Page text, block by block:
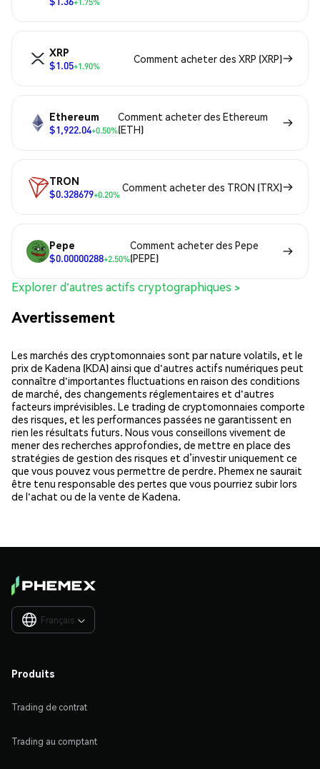
XRP
$1.05+1.90%
Comment acheter des XRP (XRP)
Ethereum
$1,922.04+0.50%
Comment acheter des Ethereum
(ETH)
TRON
$0.328679+0.20%
Comment acheter des TRON (TRX)
Pepe
$0.00000288+2.50%
Comment acheter des Pepe
(PEPE)
Explorer d'autres actifs cryptographiques >
Avertissement
Les marchés des cryptomonnaies sont par nature volatils, et le
prix de Kadena (KDA) ainsi que d'autres actifs numériques peut
connaître d'importantes fluctuations en raison des conditions
de marché, des changements réglementaires et d'autres
facteurs imprévisibles. Le trading de cryptomonnaies comporte
des risques, et les performances passées ne garantissent en
rien les résultats futurs. Nous vous conseillons vivement de
mener des recherches approfondies, de mettre en place des
stratégies de gestion des risques et d’investir uniquement ce
que vous pouvez vous permettre de perdre. Phemex ne saurait
être tenu responsable des pertes que vous pourriez subir lors
de l'achat ou de la vente de Kadena.
Français 
Produits
Trading de contrat
Trading au comptant